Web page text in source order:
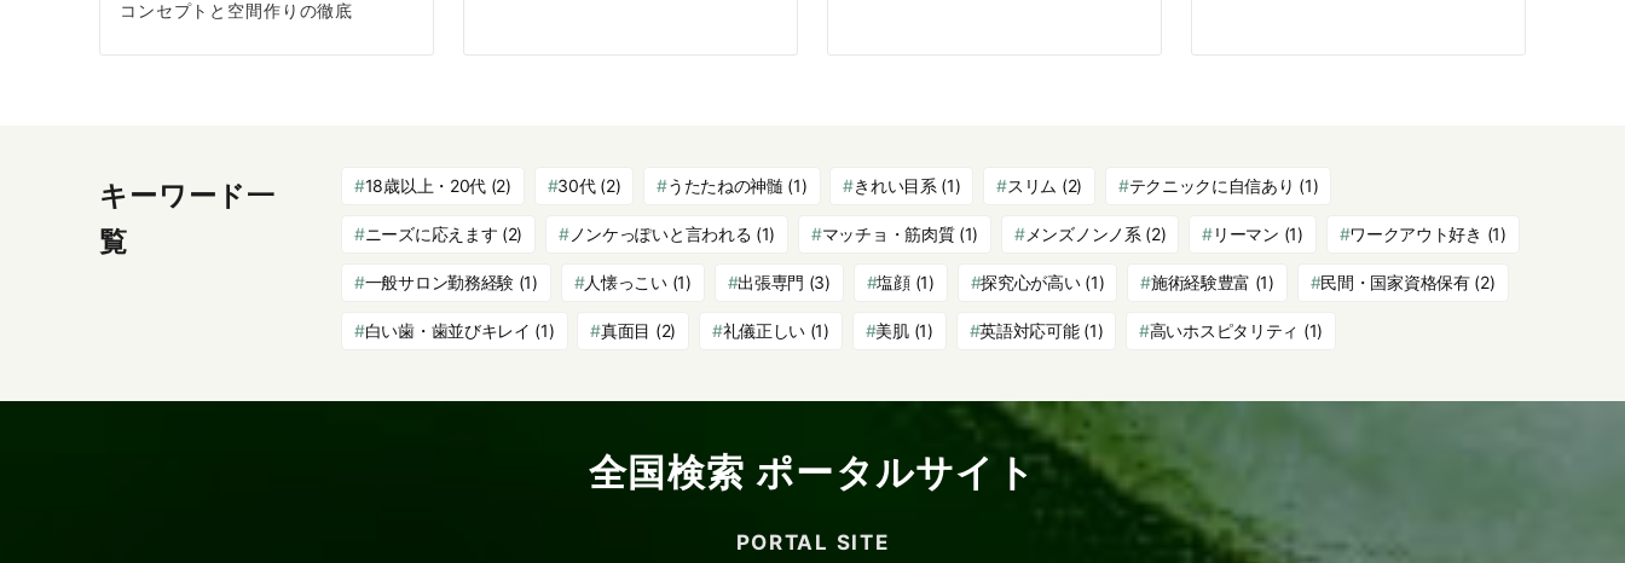
コンセプトと空間作りの徹底
キーワード一
覧
18歳以上・20代 (2) 30代(2) うたたねの神髄 (1) きれい目系 (1) スリム (2) テクニックに自信あり (1)
ニーズに応えます (2) ノンケっぽいと言われる (1) マッチョ・筋肉質(1) メンズノンノ系 (2) リーマン (1) ワークアウト好き (1)
一般サロン勤務経験 (1) 人懐っこい(1) 出張専門 (3) 塩顔(1) 探究心が高い(1) 施術経験豊富 (1) 民間・国家資格保有(2)
白い歯・歯並びキレイ (1) 真面目 (2) 礼儀正しい (1) 美肌(1) 英語対応可能(1) 高いホスピタリティ (1)
全国検索 ポータルサイト
PORTAL SITE